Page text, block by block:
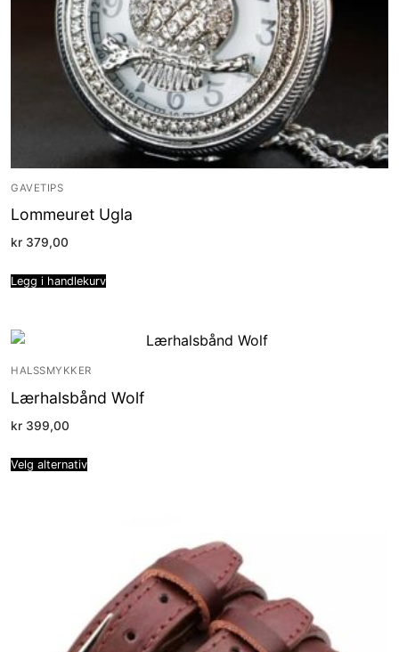
GAVETIPS
Lommeuret Ugla
kr 379,00
Legg i handlekurv
HALSSMYKKER
Lærhalsbånd Wolf
kr 399,00
Velg alternativ